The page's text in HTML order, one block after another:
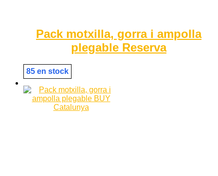
Pack motxilla, gorra i ampolla
plegable Reserva
85 en stock